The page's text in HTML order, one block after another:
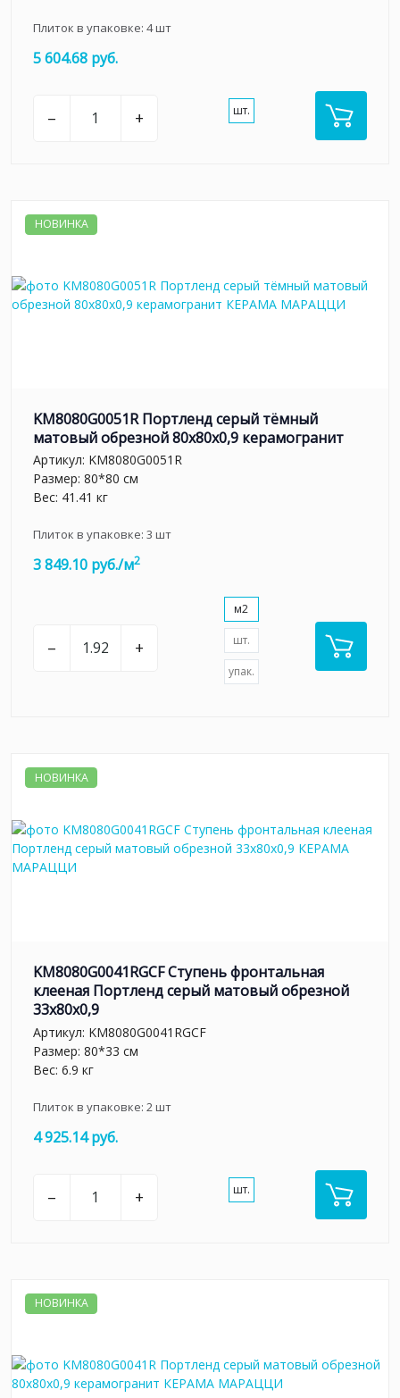
Плиток в упаковке: 4шт
5 604.68 руб.
– + шт.
НОВИНКА
KM8080G0051R Портленд серый тёмный
матовый обрезной 80x80x0,9 керамогранит
Артикул: KM8080G0051R
Размер: 80*80 см
Вес: 41.41 кг
Плиток в упаковке: 3 шт
3 849.10 руб./м2
– +
м2
шт.
упак.
НОВИНКА
KM8080G0041RGCF Ступень фронтальная
клееная Портленд серый матовый обрезной
33x80x0,9
Артикул: KM8080G0041RGCF
Размер: 80*33 см
Вес: 6.9 кг
Плиток в упаковке: 2шт
4 925.14 руб.
– + шт.
НОВИНКА